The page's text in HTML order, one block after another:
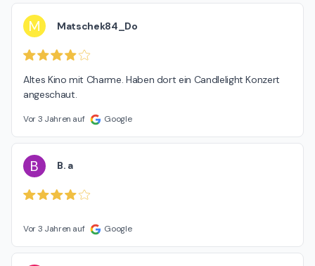
M Matschek84_Do
Altes Kino mit Charme. Haben dort ein Candlelight Konzert
angeschaut.
Vor 3 Jahren auf Google
B B. a
Vor 3 Jahren auf Google